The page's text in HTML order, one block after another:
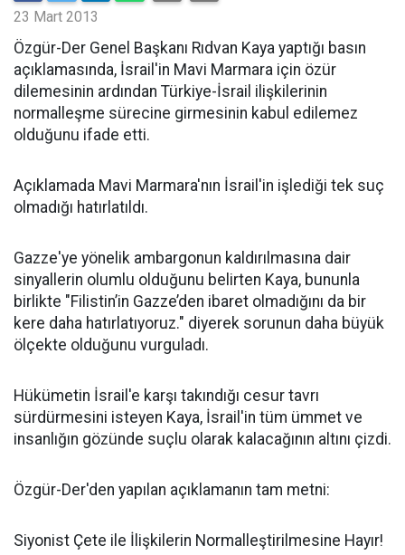
23 Mart 2013
Özgür-Der Genel Başkanı Rıdvan Kaya yaptığı basın
açıklamasında, İsrail'in Mavi Marmara için özür
dilemesinin ardından Türkiye-İsrail ilişkilerinin
normalleşme sürecine girmesinin kabul edilemez
olduğunu ifade etti.
Açıklamada Mavi Marmara'nın İsrail'in işlediği tek suç
olmadığı hatırlatıldı.
Gazze'ye yönelik ambargonun kaldırılmasına dair
sinyallerin olumlu olduğunu belirten Kaya, bununla
birlikte "Filistin’in Gazze’den ibaret olmadığını da bir
kere daha hatırlatıyoruz." diyerek sorunun daha büyük
ölçekte olduğunu vurguladı.
Hükümetin İsrail'e karşı takındığı cesur tavrı
sürdürmesini isteyen Kaya, İsrail'in tüm ümmet ve
insanlığın gözünde suçlu olarak kalacağının altını çizdi.
Özgür-Der'den yapılan açıklamanın tam metni:
Siyonist Çete ile İlişkilerin Normalleştirilmesine Hayır!